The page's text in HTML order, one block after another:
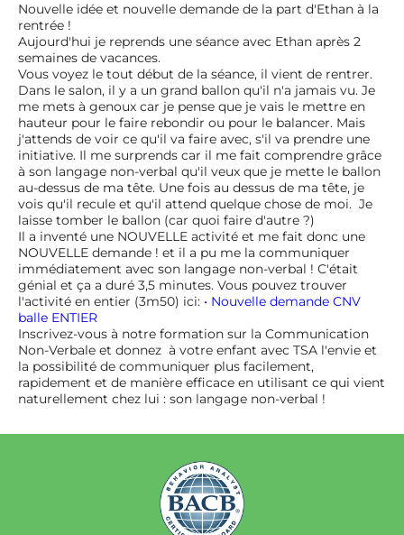
Nouvelle idée et nouvelle demande de la part d'Ethan à la
rentrée !
Aujourd'hui je reprends une séance avec Ethan après 2
semaines de vacances.
Vous voyez le tout début de la séance, il vient de rentrer.
Dans le salon, il y a un grand ballon qu'il n'a jamais vu. Je
me mets à genoux car je pense que je vais le mettre en
hauteur pour le faire rebondir ou pour le balancer. Mais
j'attends de voir ce qu'il va faire avec, s'il va prendre une
initiative. Il me surprends car il me fait comprendre grâce
à son langage non-verbal qu'il veux que je mette le ballon
au-dessus de ma tête. Une fois au dessus de ma tête, je
vois qu'il recule et qu'il attend quelque chose de moi. Je
laisse tomber le ballon (car quoi faire d'autre ?)
Il a inventé une NOUVELLE activité et me fait donc une
NOUVELLE demande ! et il a pu me la communiquer
immédiatement avec son langage non-verbal ! C'était
génial et ça a duré 3,5 minutes. Vous pouvez trouver
l'activité en entier (3m50) ici: • Nouvelle demande CNV
balle ENTIER
Inscrivez-vous à notre formation sur la Communication
Non-Verbale et donnez à votre enfant avec TSA l'envie et
la possibilité de communiquer plus facilement,
rapidement et de manière efficace en utilisant ce qui vient
naturellement chez lui : son langage non-verbal !